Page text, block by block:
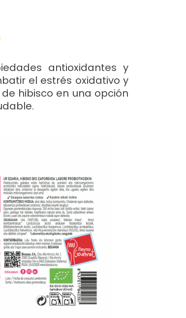
antioxidantes y
el estrés oxidativo y
hibisco en una opción